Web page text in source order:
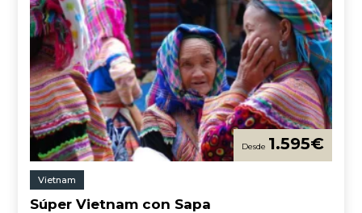
1.595€
Vietnam
Súper Vietnam con Sapa